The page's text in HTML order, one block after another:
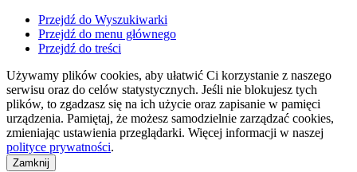
Przejdź do Wyszukiwarki
Przejdź do menu głównego
Przejdź do treści
Używamy plików cookies, aby ułatwić Ci korzystanie z naszego
serwisu oraz do celów statystycznych. Jeśli nie blokujesz tych
plików, to zgadzasz się na ich użycie oraz zapisanie w pamięci
urządzenia. Pamiętaj, że możesz samodzielnie zarządzać cookies,
zmieniając ustawienia przeglądarki. Więcej informacji w naszej
polityce prywatności.